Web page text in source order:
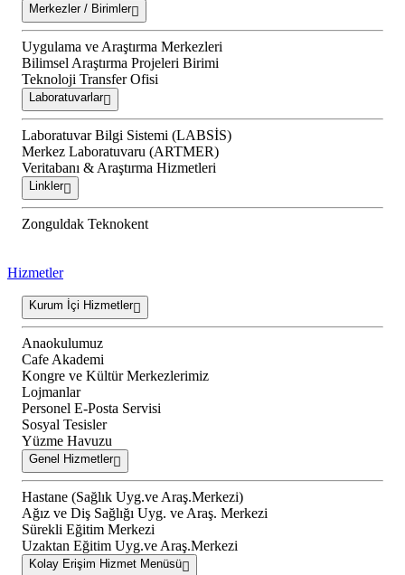
Merkezler / Birimler
Uygulama ve Araştırma Merkezleri
Bilimsel Araştırma Projeleri Birimi
Teknoloji Transfer Ofisi
Laboratuvarlar
Laboratuvar Bilgi Sistemi (LABSİS)
Merkez Laboratuvaru (ARTMER)
Veritabanı & Araştırma Hizmetleri
Linkler
Zonguldak Teknokent
Hizmetler
Kurum İçi Hizmetler
Anaokulumuz
Cafe Akademi
Kongre ve Kültür Merkezlerimiz
Lojmanlar
Personel E-Posta Servisi
Sosyal Tesisler
Yüzme Havuzu
Genel Hizmetler
Hastane (Sağlık Uyg.ve Araş.Merkezi)
Ağız ve Diş Sağlığı Uyg. ve Araş. Merkezi
Sürekli Eğitim Merkezi
Uzaktan Eğitim Uyg.ve Araş.Merkezi
Kolay Erişim Hizmet Menüsü